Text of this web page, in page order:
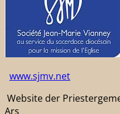
www.sjmv.net
Website der
Ars